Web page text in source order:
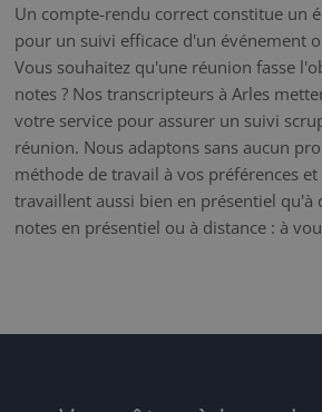
Un compte-rendu correct constitue un
pour un suivi efficace d'un événement
Vous souhaitez qu'une réunion fasse
notes ? Nos transcripteurs à Arles
votre service pour assurer un suivi
réunion. Nous adaptons sans aucun
méthode de travail à vos préférences
travaillent aussi bien en présentiel qu'à
notes en présentiel ou à distance : à